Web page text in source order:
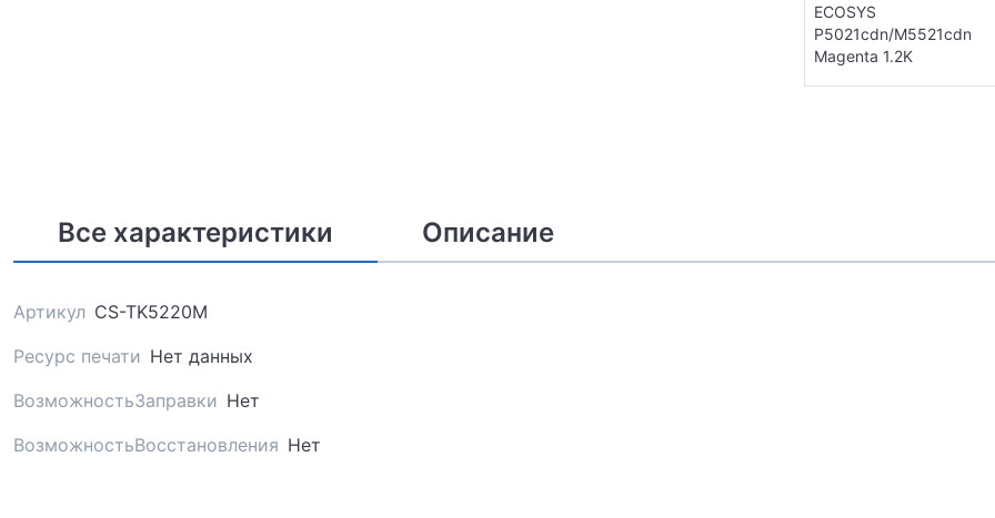
ECOSYS
P5021cdn/M5521cdn
Magenta 1.2K
Все характеристики Описание
Артикул CS-TK5220M
Ресурс печати Нет данных
ВозможностьЗаправки Нет
ВозможностьВосстановления Нет